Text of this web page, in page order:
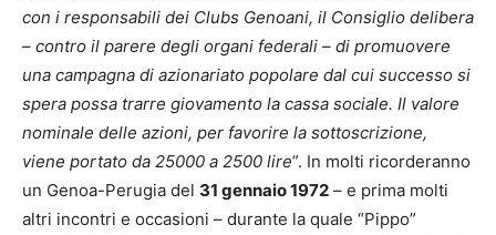
con i responsabili dei Clubs Genoani, il Consiglio delibera
– contro il parere degli organi federali – di promuovere
una campagna di azionariato popolare dal cui successo si
spera possa trarre giovamento la cassa sociale. Il valore
nominale delle azioni, per favorire la sottoscrizione,
viene portato da 25000 a 2500 lire”. In molti ricorderanno
un Genoa-Perugia del 31 gennaio 1972 – e prima molti
altri incontri e occasioni – durante la quale “Pippo”